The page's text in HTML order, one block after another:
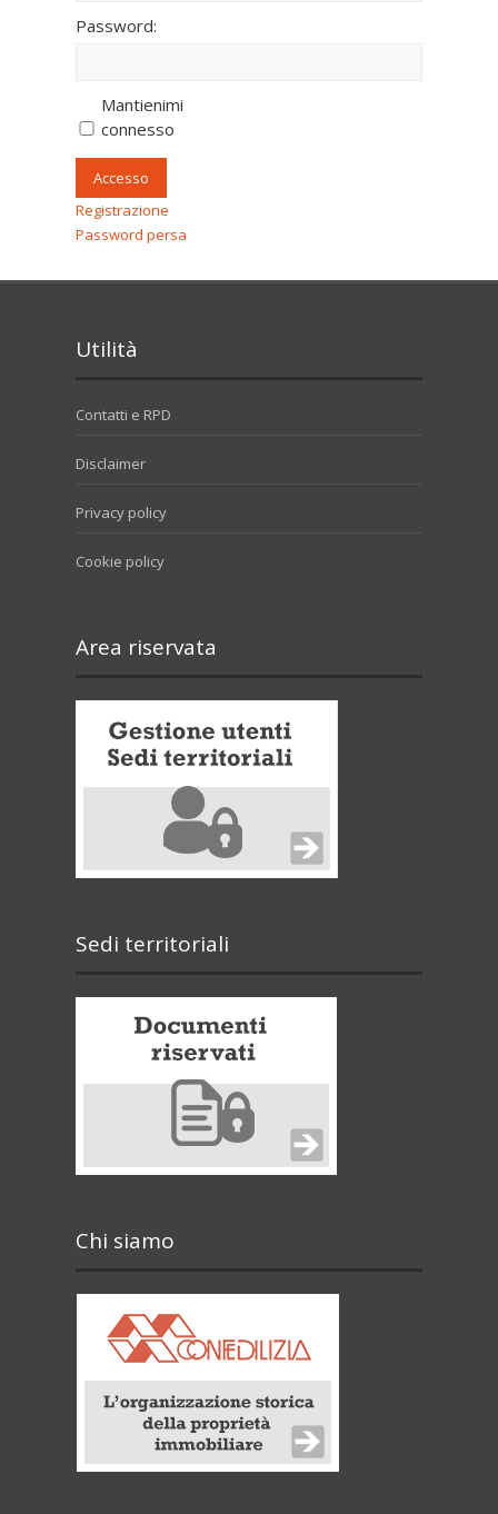
Password:
Mantienimi
connesso
Accesso
Registrazione
Password persa
Utilità
Contatti e RPD
Disclaimer
Privacy policy
Cookie policy
Area riservata
Sedi territoriali
Chi siamo